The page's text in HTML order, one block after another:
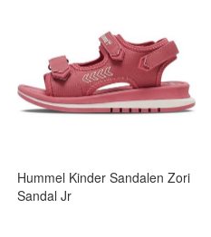
Hummel Kinder Sandalen Zori
Sandal Jr